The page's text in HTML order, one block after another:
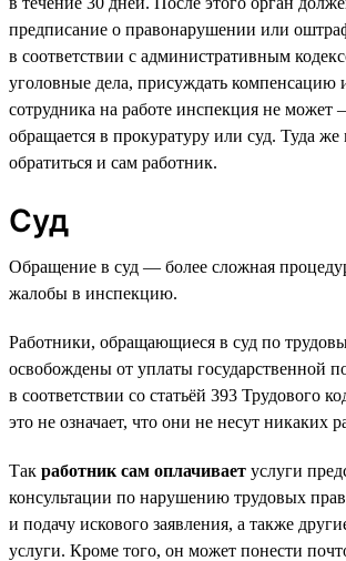
предписание о правонарушении или
в соответствии с административным
уголовные дела, присуждать компенсацию
сотрудника на работе инспекция не может
обращается в прокуратуру или суд. Туда
обратиться и сам работник.
Суд
Обращение в суд — более сложная
жалобы в инспекцию.
Работники, обращающиеся в суд по
освобождены от уплаты государственной
в соответствии со статьёй 393 Трудового
это не означает, что они не несут никаких
Так работник сам оплачивает услуги
консультации по нарушению трудовых
и подачу искового заявления, а также
услуги. Кроме того, он может понести